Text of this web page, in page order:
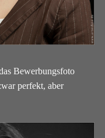
Bewerbungsfoto
perfekt, aber